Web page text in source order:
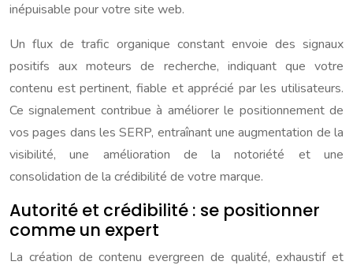
inépuisable pour votre site web.
Un flux de trafic organique constant envoie des signaux
positifs aux moteurs de recherche, indiquant que votre
contenu est pertinent, fiable et apprécié par les utilisateurs.
Ce signalement contribue à améliorer le positionnement de
vos pages dans les SERP, entraînant une augmentation de la
visibilité, une amélioration de la notoriété et une
consolidation de la crédibilité de votre marque.
Autorité et crédibilité : se positionner
comme un expert
La création de contenu evergreen de qualité, exhaustif et